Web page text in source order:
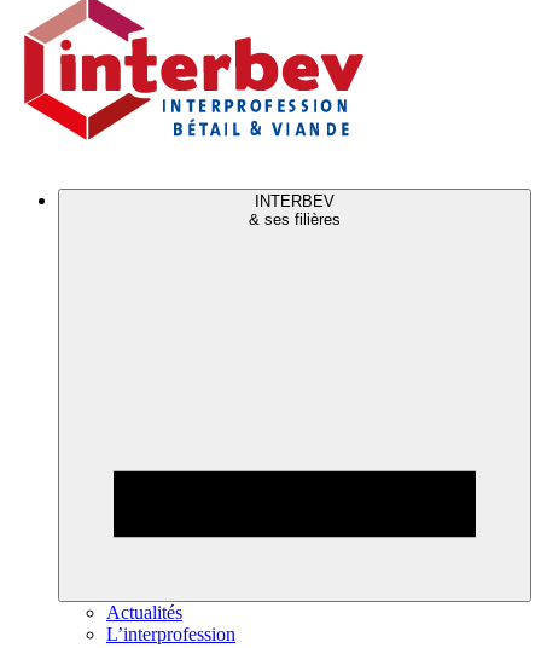
site
INTERBEV
& ses filières
Actualités
L’interprofession